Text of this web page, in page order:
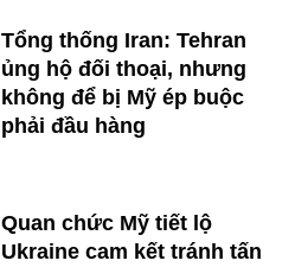
Tổng thống Iran: Tehran
ủng hộ đối thoại, nhưng
không để bị Mỹ ép buộc
phải đầu hàng
Quan chức Mỹ tiết lộ
Ukraine cam kết tránh tấn